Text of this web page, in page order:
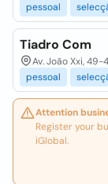
pessoal
Tiadro Com
Av. João Xxi,
pessoal
Attention
Register your
iGlobal.